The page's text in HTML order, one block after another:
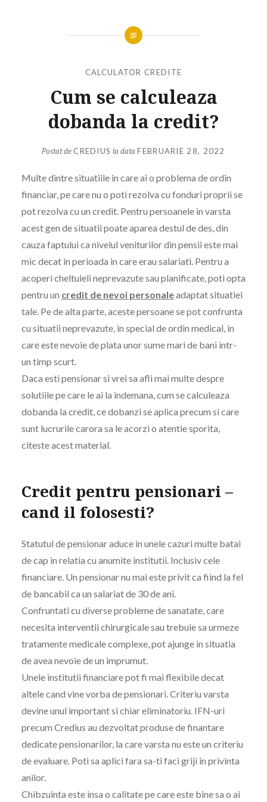
CALCULATOR CREDITE
Cum se calculeaza
dobanda la credit?
Postat de CREDIUS la dataFEBRUARIE 28, 2022
Multe dintre situatiile in care ai o problema de ordin
financiar, pe care nu o poti rezolva cu fonduri proprii se
pot rezolva cu un credit. Pentru persoanele in varsta
acest gen de situatii poate aparea destul de des, din
cauza faptului ca nivelul veniturilor din pensii este mai
mic decat in perioada in care erau salariati. Pentru a
acoperi cheltuieli neprevazute sau planificate, poti opta
pentru un credit de nevoi personaleadaptat situatiei
tale. Pe de alta parte, aceste persoane se pot confrunta
cu situatii neprevazute, in special de ordin medical, in
care este nevoie de plata unor sume mari de bani intr-
un timp scurt.
Daca esti pensionar si vrei sa afli mai multe despre
solutiile pe care le ai la indemana, cum se calculeaza
dobanda la credit, ce dobanzi se aplica precum si care
sunt lucrurile carora sa le acorzi o atentie sporita,
citeste acest material.
Credit pentru pensionari –
cand il folosesti?
Statutul de pensionar aduce in unele cazuri multe batai
de cap in relatia cu anumite institutii. Inclusiv cele
financiare. Un pensionar nu mai este privit ca fiind la fel
de bancabil ca un salariat de 30 de ani.
Confruntati cu diverse probleme de sanatate, care
necesita interventii chirurgicale sau trebuie sa urmeze
tratamente medicale complexe, pot ajunge in situatia
de avea nevoie de un imprumut.
Unele institutii financiare pot fi mai flexibile decat
altele cand vine vorba de pensionari. Criteriu varsta
devine unul important si chiar eliminatoriu. IFN-uri
precum Credius au dezvoltat produse de finantare
dedicate pensionarilor, la care varsta nu este un criteriu
de evaluare. Poti sa aplici fara sa-ti faci griji in privinta
anilor.
Chibzuinta este insa o calitate pe care este bine sa o ai